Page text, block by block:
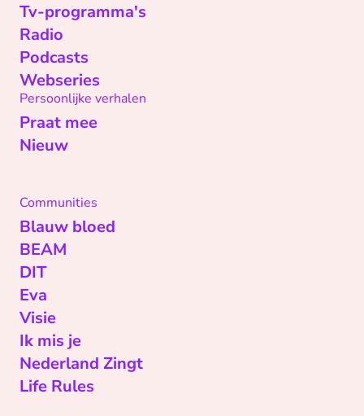
Tv-programma's
Radio
Podcasts
Webseries
Persoonlijke verhalen
Praat mee
Nieuw
Communities
Blauw bloed
BEAM
DIT
Eva
Visie
Ik mis je
Nederland Zingt
Life Rules